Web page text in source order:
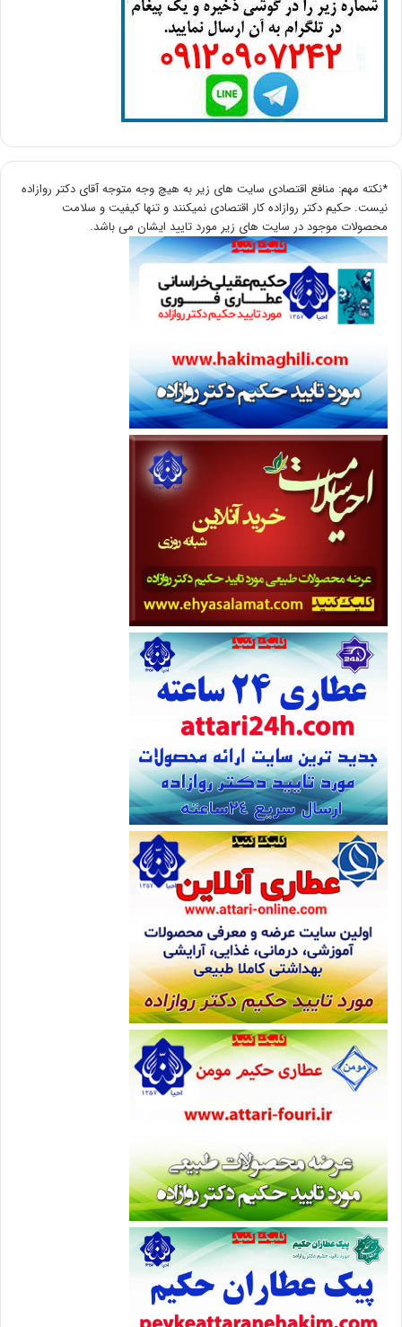
*نکته مهم: منافع اقتصادی سایت های زیر به هیچ وجه متوجه آقای دکتر روازاده
نیست. حکیم دکتر روازاده کار اقتصادی نمیکنند و تنها کیفیت و سلامت
محصولات موجود در سایت های زیر مورد تایید ایشان می باشد.